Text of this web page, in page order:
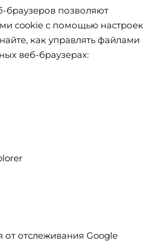
браузеров позволяют
cookie с помощью настроек
как управлять файлами
веб-браузерах:
от отслеживания Google